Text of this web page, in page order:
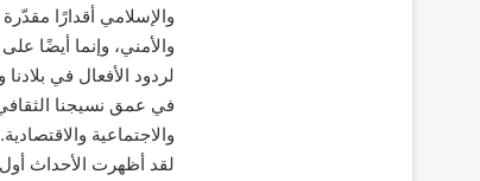
والإسلامي أقدارًا
والأمني، وإنما أيضًا
لردود الأفعال في
في عمق نسيجنا
والاجتماعية والاقتصادية.
لقد أظهرت الأحداث